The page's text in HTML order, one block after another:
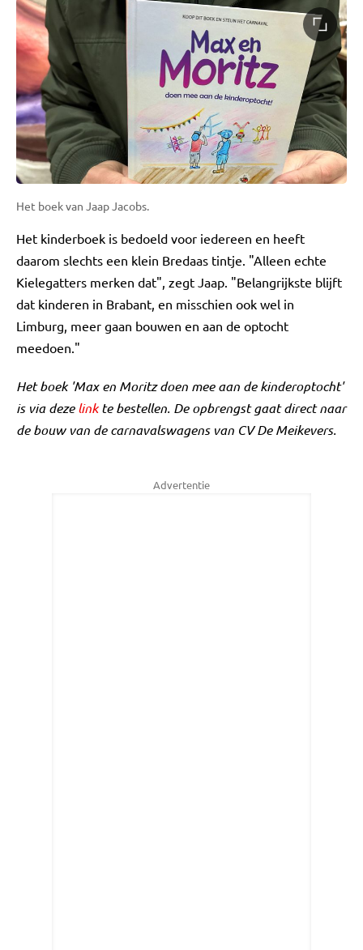
Het boek van Jaap Jacobs.
Het kinderboek is bedoeld voor iedereen en heeft
daarom slechts een klein Bredaas tintje. "Alleen echte
Kielegatters merken dat", zegt Jaap. "Belangrijkste blijft
dat kinderen in Brabant, en misschien ook wel in
Limburg, meer gaan bouwen en aan de optocht
meedoen."
Het boek 'Max en Moritz doen mee aan de kinderoptocht'
is via dezelinkte bestellen. De opbrengst gaat direct naar
de bouw van de carnavalswagens van CV De Meikevers.
Advertentie